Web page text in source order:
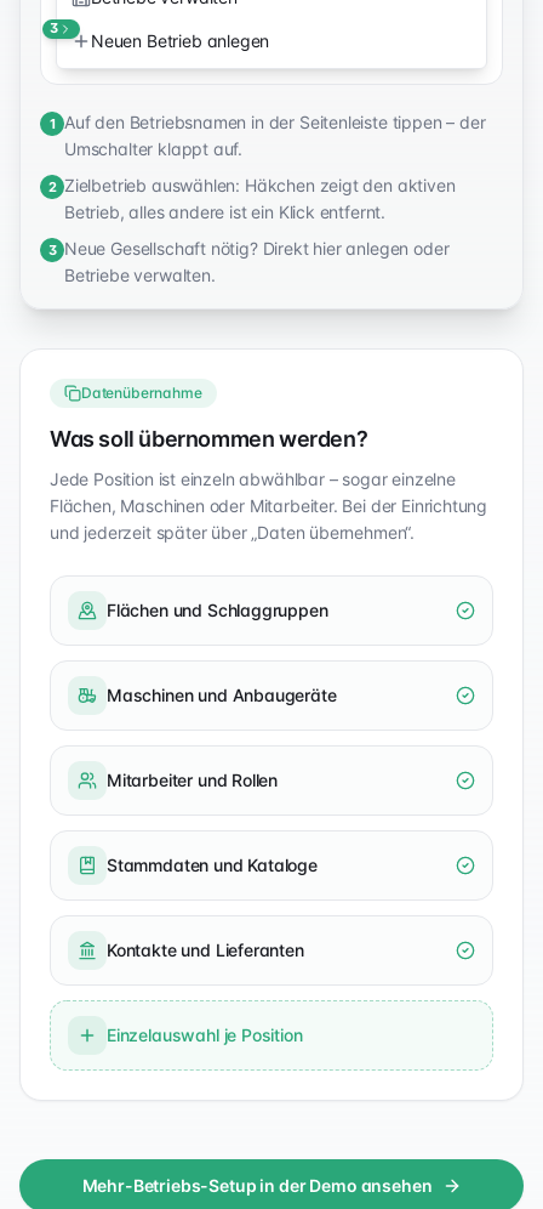
Neuen Betrieb anlegen
3
1
Auf den Betriebsnamen in der Seitenleiste tippen – der
Umschalter klappt auf.
2 Zielbetrieb auswählen: Häkchen zeigt den aktiven
Betrieb, alles andere ist ein Klick entfernt.
3 Neue Gesellschaft nötig? Direkt hier anlegen oder
Betriebe verwalten.
Datenübernahme
Was soll übernommen werden?
Jede Position ist einzeln abwählbar – sogar einzelne
Flächen, Maschinen oder Mitarbeiter. Bei der Einrichtung
und jederzeit später über „Daten übernehmen“.
Flächen und Schlaggruppen
Maschinen und Anbaugeräte
Mitarbeiter und Rollen
Stammdaten und Kataloge
Kontakte und Lieferanten
Einzelauswahl je Position
Mehr-Betriebs-Setup in der Demo ansehen